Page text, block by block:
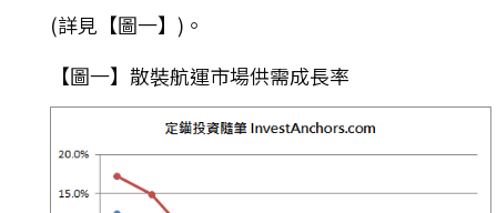
(詳見【圖一】)。
【圖一】散裝航運市場供需成長率